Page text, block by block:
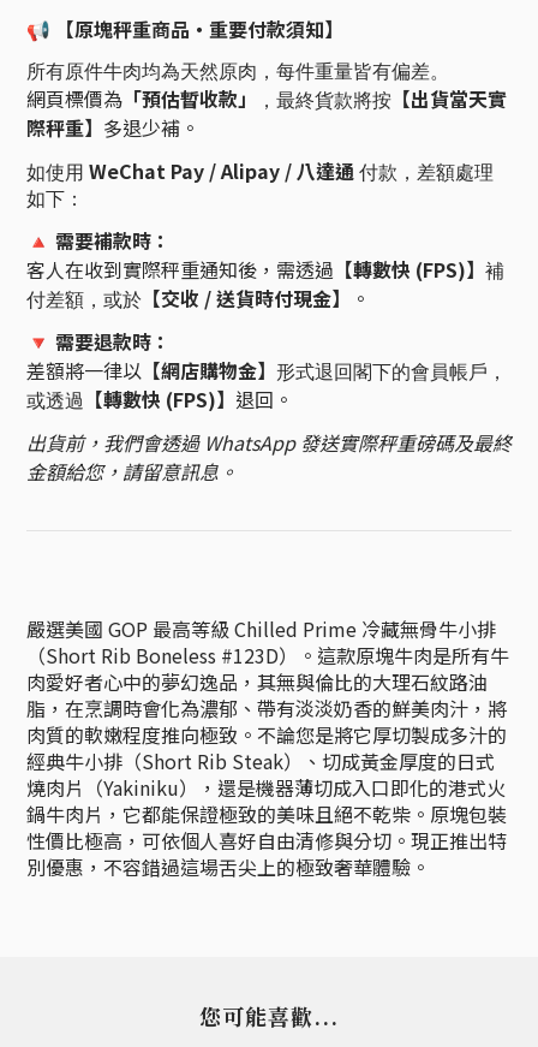
📢 【原塊秤重商品・重要付款須知】
所有原件牛肉均為天然原肉，每件重量皆有偏差。
網頁標價為 「預估暫收款」 ，最終貨款將按 【出貨當天實
際秤重】 多退少補。
如使用 WeChat Pay / Alipay / 八達通 付款，差額處理
如下：
🔺 需要補款時：
客人在收到實際秤重通知後，需透過 【轉數快 (FPS)】 補
付差額，或於 【交收 / 送貨時付現金】 。
🔻 需要退款時：
差額將一律以 【網店購物金】 形式退回閣下的會員帳戶，
或透過
【轉數快 (FPS)】 退回。
出貨前，我們會透過 WhatsApp 發送實際秤重磅碼及最終
金額給您，請留意訊息。
嚴選美國 GOP 最高等級 Chilled Prime 冷藏無骨牛小排
（Short Rib Boneless #123D）。這款原塊牛肉是所有牛
肉愛好者心中的夢幻逸品，其無與倫比的大理石紋路油
脂，在烹調時會化為濃郁、帶有淡淡奶香的鮮美肉汁，將
肉質的軟嫩程度推向極致。不論您是將它厚切製成多汁的
經典牛小排（Short Rib Steak）、切成黃金厚度的日式
燒肉片（Yakiniku），還是機器薄切成入口即化的港式火
鍋牛肉片，它都能保證極致的美味且絕不乾柴。原塊包裝
性價比極高，可依個人喜好自由清修與分切。現正推出特
別優惠，不容錯過這場舌尖上的極致奢華體驗。
您可能喜歡...